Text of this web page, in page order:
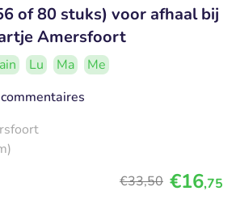
of 80 stuks) voor afhaal bij
Amersfoort
Lu Ma
Me
€33,50 €16,75